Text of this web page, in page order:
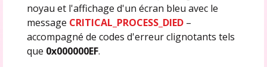
noyau et l'affichage d'un écran bleu avec le
message CRITICAL_PROCESS_DIED–
accompagné de codes d'erreur clignotants tels
que 0x000000EF.